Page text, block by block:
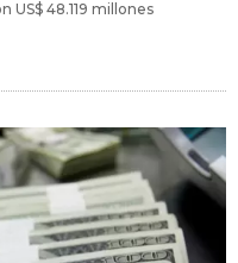
US$ 48.119 millones